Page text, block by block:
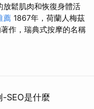
放鬆肌肉和恢復身體活
薦 1867年，荷蘭人梅茲
作，瑞典式按摩的名稱
-SEO是什麼